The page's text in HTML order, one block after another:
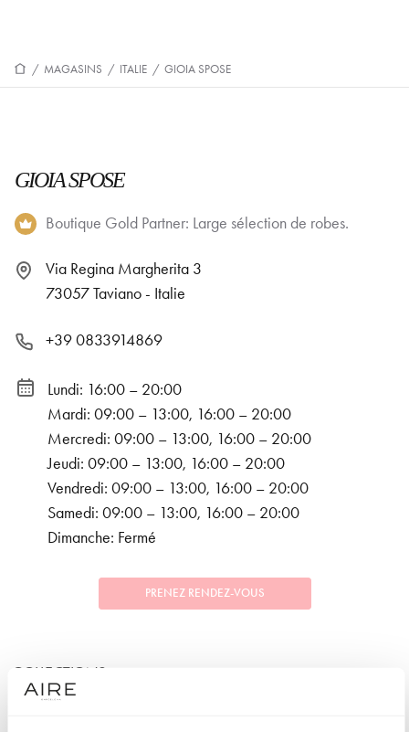
/ MAGASINS / ITALIE / GIOIA SPOSE
GIOIA SPOSE
Boutique Gold Partner: Large sélection de robes.
Via Regina Margherita 3
73057 Taviano - Italie
+39 0833914869
Lundi: 16:00 – 20:00
Mardi: 09:00 – 13:00, 16:00 – 20:00
Mercredi: 09:00 – 13:00, 16:00 – 20:00
Jeudi: 09:00 – 13:00, 16:00 – 20:00
Vendredi: 09:00 – 13:00, 16:00 – 20:00
Samedi: 09:00 – 13:00, 16:00 – 20:00
Dimanche: Fermé
PRENEZ RENDEZ-VOUS
COLLECTIONS